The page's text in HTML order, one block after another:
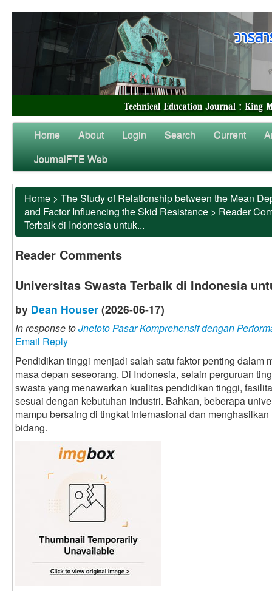
Home About Login Search Current
JournalFTE Web
Home > The Study of Relationship between the Mean
and Factor Influencing the Skid Resistance > Reader
Terbaik di Indonesia untuk...
Reader Comments
Universitas Swasta Terbaik di Indonesia
by Dean Houser (2026-06-17)
In response toJnetoto Pasar Komprehensif dengan
Email Reply
Pendidikan tinggi menjadi salah satu faktor penting dalam
masa depan seseorang. Di Indonesia, selain perguruan
swasta yang menawarkan kualitas pendidikan tinggi,
sesuai dengan kebutuhan industri. Bahkan, beberapa
mampu bersaing di tingkat internasional dan
bidang.